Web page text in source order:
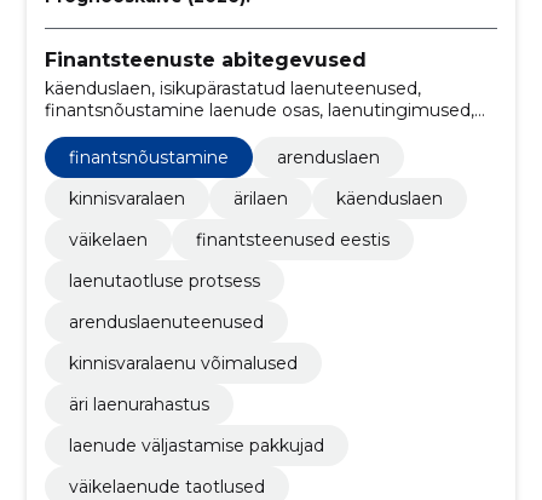
Finantsteenuste abitegevused
käenduslaen, isikupärastatud laenuteenused,
finantsnõustamine laenude osas, laenutingimused,
laenu iseteenindusportaal, finantsteenuste litsents
Eestis, laen kinnisvara tagatisel, veebipõhine
iseteenindus, laenu kohandamine, finantsnõustamine
finantsnõustamine
arenduslaen
kinnisvaralaen
ärilaen
käenduslaen
väikelaen
finantsteenused eestis
laenutaotluse protsess
arenduslaenuteenused
kinnisvaralaenu võimalused
äri laenurahastus
laenude väljastamise pakkujad
väikelaenude taotlused